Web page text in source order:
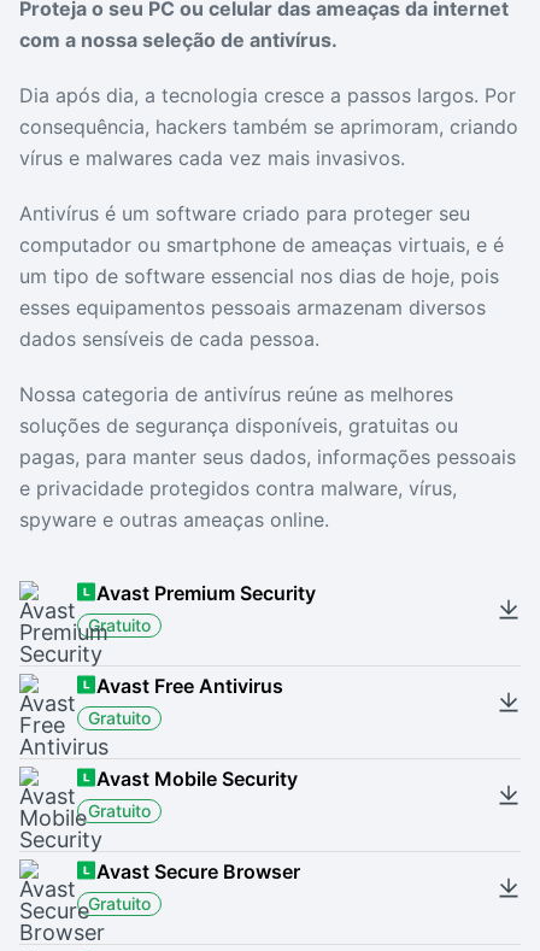
Ver mais
Ver mais
Proteja o seu PC ou celular das ameaças da internet
com a nossa seleção de antivírus.
Dia após dia, a tecnologia cresce a passos largos. Por
consequência, hackers também se aprimoram, criando
vírus e malwares cada vez mais invasivos.
Antivírus é um software criado para proteger seu
computador ou smartphone de ameaças virtuais, e é
um tipo de software essencial nos dias de hoje, pois
esses equipamentos pessoais armazenam diversos
dados sensíveis de cada pessoa.
Nossa categoria de antivírus reúne as melhores
soluções de segurança disponíveis, gratuitas ou
pagas, para manter seus dados, informações pessoais
e privacidade protegidos contra malware, vírus,
spyware e outras ameaças online.
Avast Premium Security
Gratuito
Avast Free Antivirus
Gratuito
Avast Mobile Security
Gratuito
Avast Secure Browser
Gratuito